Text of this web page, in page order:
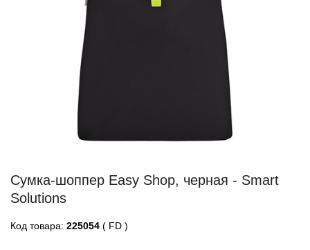
Сумка-шоппер Easy Shop, черная - Smart
Solutions
Код товара: 225054 ( FD )